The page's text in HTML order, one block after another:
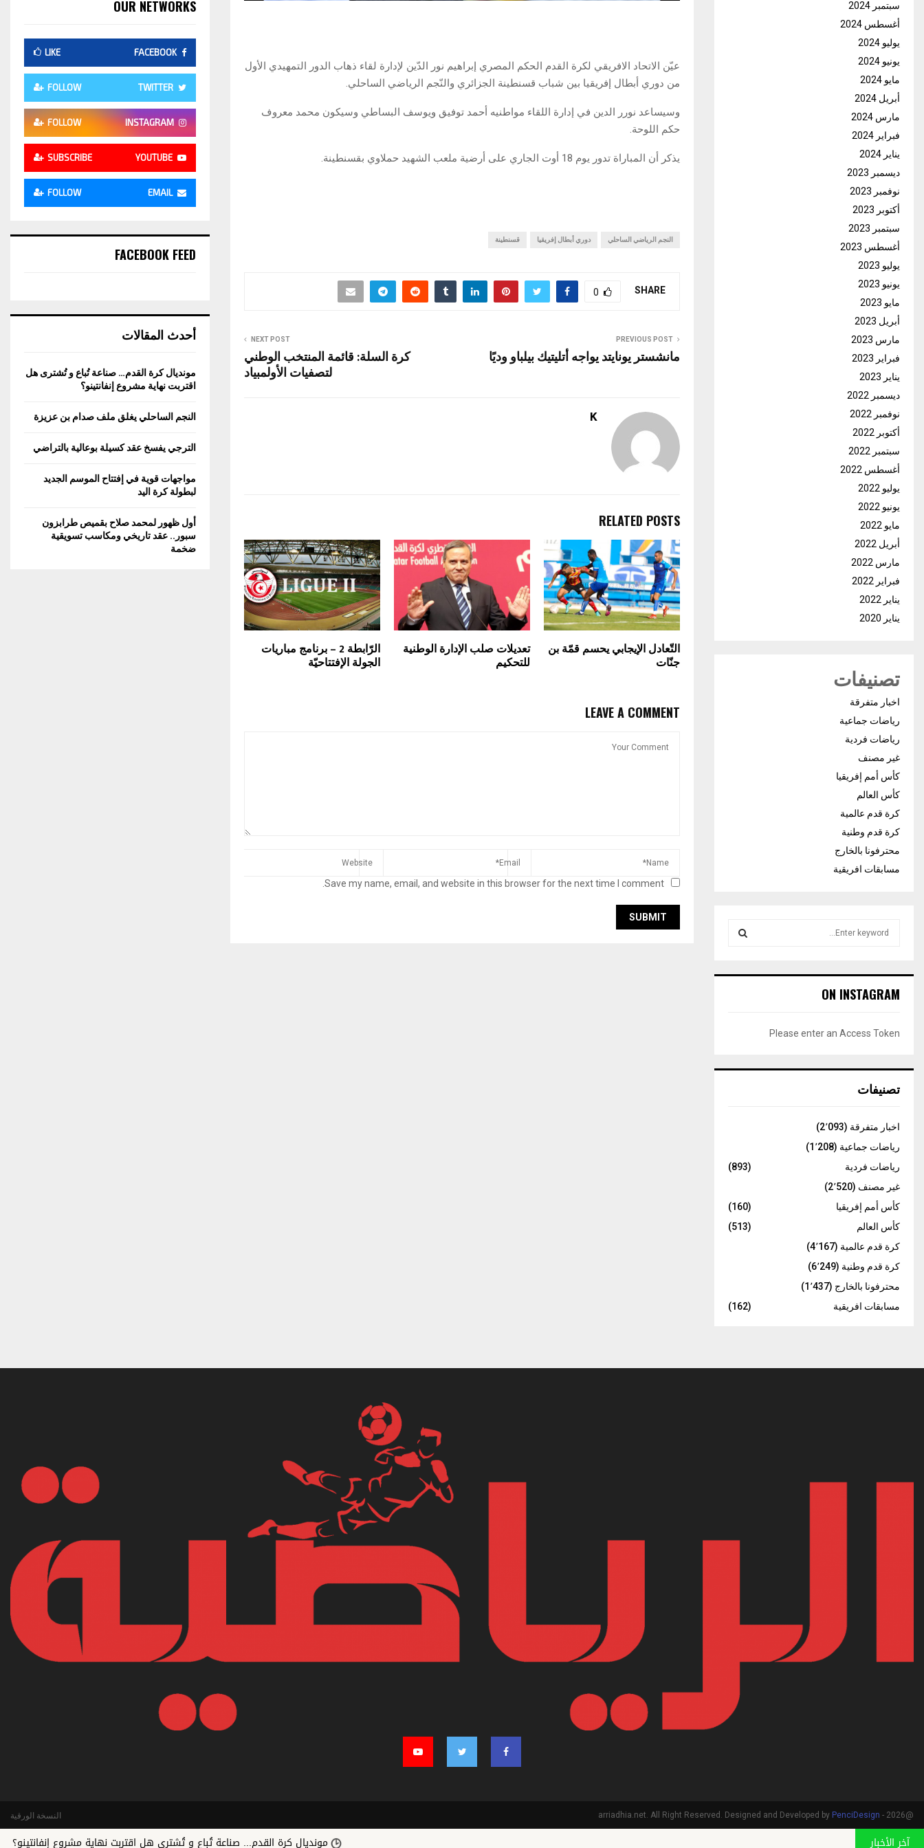
عيّن الاتحاد الافريقي لكرة القدم الحكم المصري إبراهيم نور الدّين لإدارة لقاء ذهاب الدور التمهيدي الأول
من دوري أبطال إفريقيا بين شباب قسنطينة الجزائري والنّجم الرياضي الساحلي.
وسيساعد نورر الدين في إدارة اللقاء مواطنيه أحمد توفيق ويوسف البساطي وسيكون محمد معروف
حكم اللوحة.
يذكر أن المباراة تدور يوم 18 أوت الجاري على أرضية ملعب الشهيد حملاوي بقسنطينة.
النجم الرياضي الساحلي دوري أبطال إفريقيا قسنطينة
SHARE
0
PREVIOUS POST
مانشستر يونايتد يواجه أتليتيك بيلباو وديًا
NEXT POST
كرة السلة: قائمة المنتخب الوطني
لتصفيات الأولمبياد
K
RELATED POSTS
التّعادل الإيجابي يحسم قمّة بن
جنّات
تعديلات صلب الإدارة الوطنية
للتحكيم
الرّابطة 2 – برنامج مباريات
الجولة الإفتتاحيّة
LEAVE A COMMENT
Save my name, email, and website in this browser for the next time I comment.
سبتمبر 2024
أغسطس 2024
يوليو 2024
يونيو 2024
مايو 2024
أبريل 2024
مارس 2024
فبراير 2024
يناير 2024
ديسمبر 2023
نوفمبر 2023
أكتوبر 2023
سبتمبر 2023
أغسطس 2023
يوليو 2023
يونيو 2023
مايو 2023
أبريل 2023
مارس 2023
فبراير 2023
يناير 2023
ديسمبر 2022
نوفمبر 2022
أكتوبر 2022
سبتمبر 2022
أغسطس 2022
يوليو 2022
يونيو 2022
مايو 2022
أبريل 2022
مارس 2022
فبراير 2022
يناير 2022
يناير 2020
تصنيفات
اخبار متفرقة
رياضات جماعية
رياضات فردية
غير مصنف
كأس أمم إفريقيا
كأس العالم
كرة قدم عالمية
كرة قدم وطنية
محترفونا بالخارج
مسابقات افريقية
h
C
ON INSTAGRAM
Please enter an Access Token
تصنيفات
اخبار متفرقة (2٬093)
رياضات جماعية (1٬208)
رياضات فردية
(893)
غير مصنف (2٬520)
كأس أمم إفريقيا
(160)
كأس العالم
(513)
كرة قدم عالمية (4٬167)
كرة قدم وطنية (6٬249)
محترفونا بالخارج (1٬437)
مسابقات افريقية
(162)
OUR NETWORKS
FACEBOOK
LIKE
TWITTER
FOLLOW
INSTAGRAM
FOLLOW
YOUTUBE
SUBSCRIBE
EMAIL
FOLLOW
FACEBOOK FEED
أحدث المقالات
مونديال كرة القدم… صناعة تُباع و تُشترى هل
اقتربت نهاية مشروع إنفانتينو؟
النجم الساحلي يغلق ملف صدام بن عزيزة
الترجي يفسخ عقد كسيلة بوعالية بالتراضي
مواجهات قوية في إفتتاح الموسم الجديد
لبطولة كرة اليد
أول ظهور لمحمد صلاح بقميص طرابزون
سبور.. عقد تاريخي ومكاسب تسويقية
ضخمة
@2026 - arriadhia.net. All Right Reserved. Designed and Developed by
PenciDesign النسخة الورقية
آخر الأخبار مونديال كرة القدم... صناعة تُباع و تُشترى هل اقتربت نهاية مشروع إنفانتينو؟